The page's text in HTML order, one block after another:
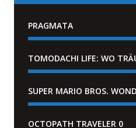
PRAGMATA
TOMODACHI LIFE: WO
OCTOPATH TRAVELER 0